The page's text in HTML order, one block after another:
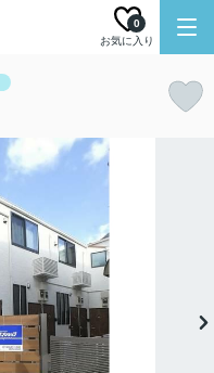
お気に入り
0